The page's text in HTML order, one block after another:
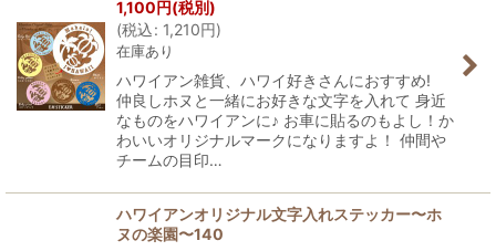
1,100円(税別)
(税込: 1,210円)
在庫あり
ハワイアン雑貨、ハワイ好きさんにおすすめ!
仲良しホヌと一緒にお好きな文字を入れて 身近
なものをハワイアンに♪ お車に貼るのもよし！か
わいいオリジナルマークになりますよ！ 仲間や
チームの目印…
ハワイアンオリジナル文字入れステッカー〜ホ
ヌの楽園〜140